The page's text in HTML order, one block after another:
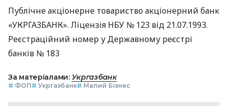
Публічне акціонерне товариство акціонерний банк
«УКРГАЗБАНК». Ліцензія НБУ № 123 від 21.07.1993.
Реєстраційний номер у Державному реєстрі
банків № 183
За матеріалами: Укргазбанк
# ФОП# Укргазбанк# Малий Бізнес